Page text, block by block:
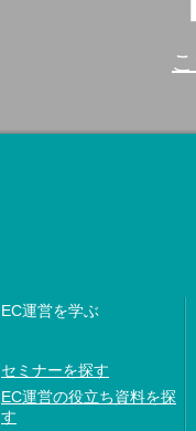
EC運営を学ぶ
セミナーを探す
EC運営の役立ち資料を探
す